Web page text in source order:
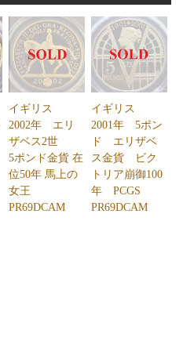
イギリス
2002年 エリ
ザベス2世
5ポンド金貨 在
位50年 馬上の
女王
PR69DCAM
イギリス
2001年 5ポン
ド エリザベ
ス金貨 ビク
トリア崩御100
年 PCGS
PR69DCAM